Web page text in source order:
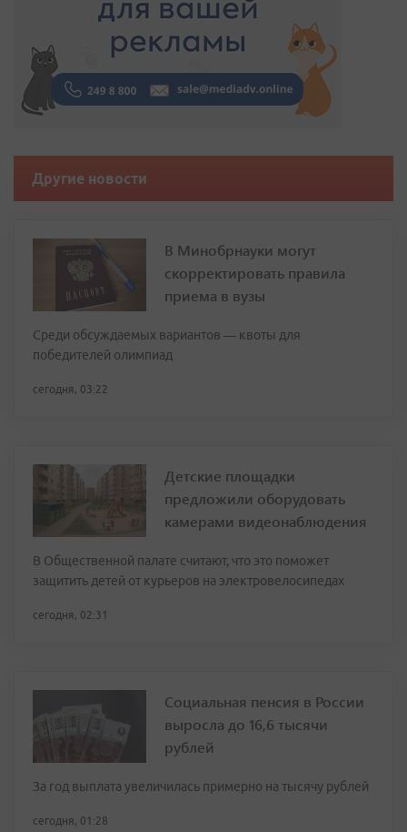
Другие новости
В Минобрнауки могут
скорректировать правила
приема в вузы
Среди обсуждаемых вариантов — квоты для
победителей олимпиад
сегодня, 03:22
Детские площадки
предложили оборудовать
камерами видеонаблюдения
В Общественной палате считают, что это поможет
защитить детей от курьеров на электровелосипедах
сегодня, 02:31
Социальная пенсия в России
выросла до 16,6 тысячи
рублей
За год выплата увеличилась примерно на тысячу рублей
сегодня, 01:28